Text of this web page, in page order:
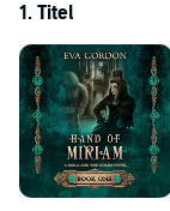
enchanting woman.
and regain his
mind, body, and
her?
Besides dealing
unrelenting
1. Titel